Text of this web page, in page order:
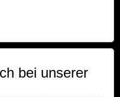
bei unserer